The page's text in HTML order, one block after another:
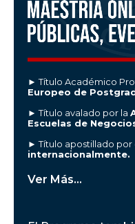
► Título Académico
Europeo de
► Título avalado por la
Escuelas de
► Título apostillado por
internacionalmente.
Ver Más...